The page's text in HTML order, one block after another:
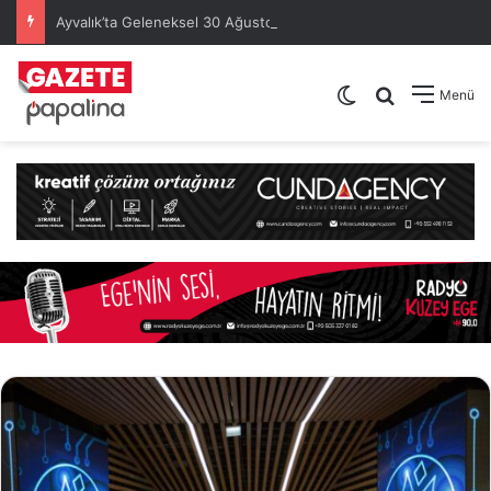
Menü
Arama yap
Dış görünümü